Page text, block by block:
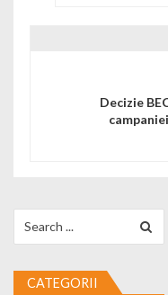
Decizie
CATEGORII